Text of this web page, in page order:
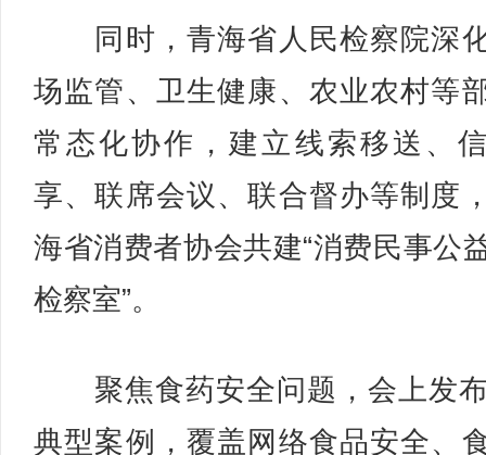
同时，青海省人民检察院深
场监管、卫生健康、农业农村等
常态化协作，建立线索移送、
享、联席会议、联合督办等制度
海省消费者协会共建“消费民事公
检察室”。
聚焦食药安全问题，会上发
典型案例，覆盖网络食品安全、